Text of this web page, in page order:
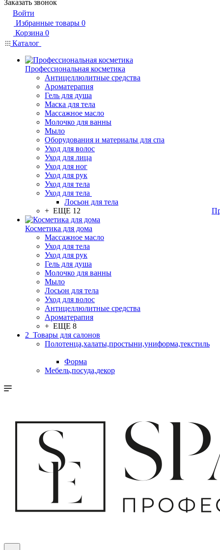
Заказать звонок
Войти
Избранные товары 0
Корзина 0
Каталог
Профессиональная косметика
Антицеллюлитные средства
Ароматерапия
Гель для душа
Маска для тела
Массажное масло
Молочко для ванны
Мыло
Оборудования и материалы для спа
Уход для волос
Уход для лица
Уход для ног
Уход для рук
Уход для тела
Уход для тела
Лосьон для тела
+ ЕЩЕ 12
Косметика для дома
Массажное масло
Уход для тела
Уход для рук
Гель для душа
Молочко для ванны
Мыло
Лосьон для тела
Уход для волос
Антицеллюлитные средства
Ароматерапия
+ ЕЩЕ 8
2_Товары для салонов
Полотенца,халаты,простыни,униформа,текстиль
Форма
Мебель,посуда,декор